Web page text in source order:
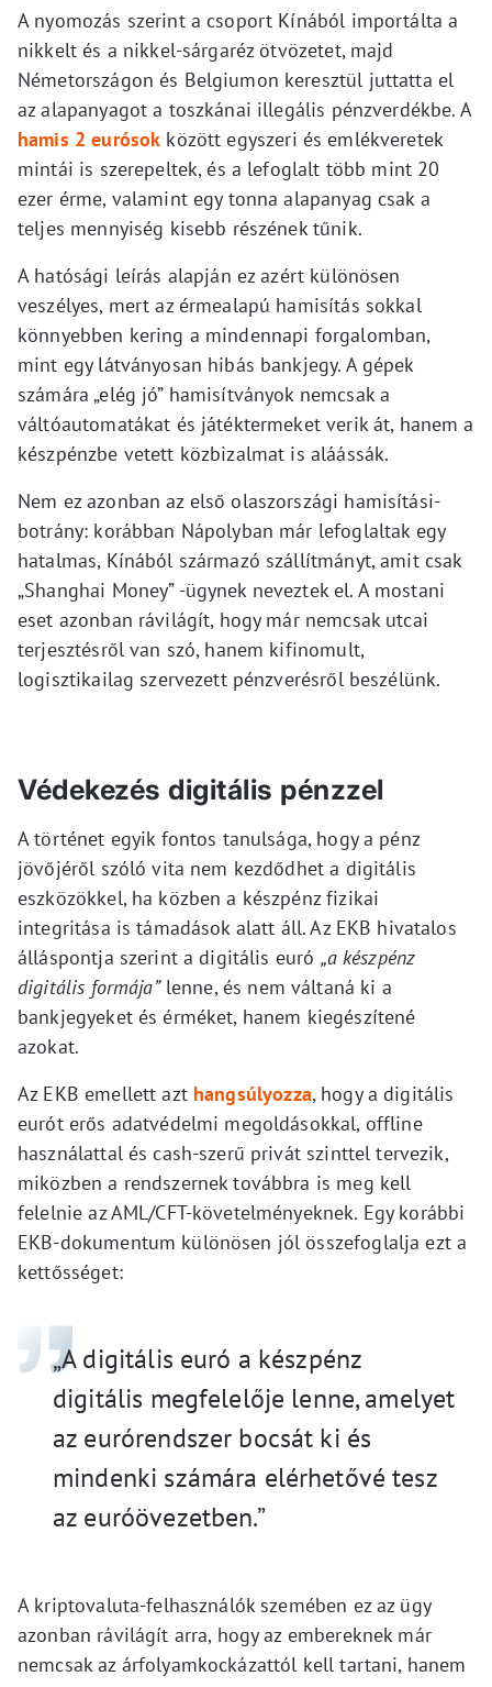
A nyomozás szerint a csoport Kínából importálta a
nikkelt és a nikkel-sárgaréz ötvözetet, majd
Németországon és Belgiumon keresztül juttatta el
az alapanyagot a toszkánai illegális pénzverdékbe. A
hamis 2 eurósok között egyszeri és emlékveretek
mintái is szerepeltek, és a lefoglalt több mint 20
ezer érme, valamint egy tonna alapanyag csak a
teljes mennyiség kisebb részének tűnik.
A hatósági leírás alapján ez azért különösen
veszélyes, mert az érmealapú hamisítás sokkal
könnyebben kering a mindennapi forgalomban,
mint egy látványosan hibás bankjegy. A gépek
számára „elég jó” hamisítványok nemcsak a
váltóautomatákat és játéktermeket verik át, hanem a
készpénzbe vetett közbizalmat is aláássák.
Nem ez azonban az első olaszországi hamisítási-
botrány: korábban Nápolyban már lefoglaltak egy
hatalmas, Kínából származó szállítmányt, amit csak
„Shanghai Money” -ügynek neveztek el. A mostani
eset azonban rávilágít, hogy már nemcsak utcai
terjesztésről van szó, hanem kifinomult,
logisztikailag szervezett pénzverésről beszélünk.
Védekezés digitális pénzzel
A történet egyik fontos tanulsága, hogy a pénz
jövőjéről szóló vita nem kezdődhet a digitális
eszközökkel, ha közben a készpénz fizikai
integritása is támadások alatt áll. Az EKB hivatalos
álláspontja szerint a digitális euró „a készpénz
digitális formája”lenne, és nem váltaná ki a
bankjegyeket és érméket, hanem kiegészítené
azokat.
Az EKB emellett azt hangsúlyozza, hogy a digitális
eurót erős adatvédelmi megoldásokkal, offline
használattal és cash-szerű privát szinttel tervezik,
miközben a rendszernek továbbra is meg kell
felelnie az AML/CFT-követelményeknek. Egy korábbi
EKB-dokumentum különösen jól összefoglalja ezt a
kettősséget:
„A digitális euró a készpénz
digitális megfelelője lenne, amelyet
az eurórendszer bocsát ki és
mindenki számára elérhetővé tesz
az euróövezetben.”
A kriptovaluta-felhasználók szemében ez az ügy
azonban rávilágít arra, hogy az embereknek már
nemcsak az árfolyamkockázattól kell tartani, hanem